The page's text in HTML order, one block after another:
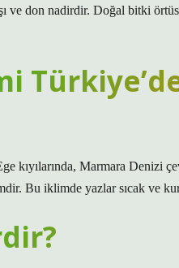
ve don nadirdir. Doğal bitki
kıyılarında, Marmara Denizi
Bu iklimde yazlar sıcak ve